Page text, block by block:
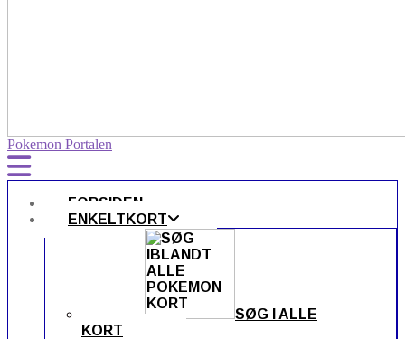
Pokemon Portalen
FORSIDEN
ENKELTKORT
SØG I ALLE
KORT